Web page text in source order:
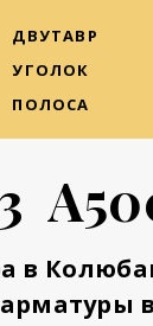
ДВУТАВР
УГОЛОК
ПОЛОСА
в